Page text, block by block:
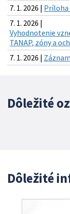
7. 1. 2026 | Príloha
7. 1. 2026 |
Vyhodnotenie
TANAP, zóny a
7. 1. 2026 |
Dôležité
Dôležité